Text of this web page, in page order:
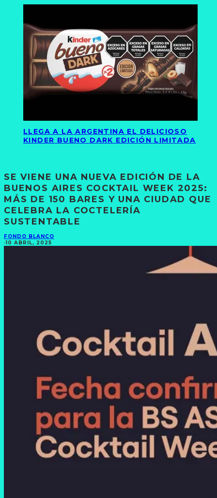
LLEGA A LA ARGENTINA EL DELICIOSO
KINDER BUENO DARK EDICIÓN LIMITADA
SE VIENE UNA NUEVA EDICIÓN DE LA
BUENOS AIRES COCKTAIL WEEK 2025:
MÁS DE 150 BARES Y UNA CIUDAD QUE
CELEBRA LA COCTELERÍA
SUSTENTABLE
FONDO BLANCO
·10 ABRIL, 2025